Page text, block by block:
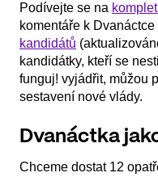
Podívejte se na
komentáře k Dvanáctce
kandidátů
kandidátky, kteří se
funguj! vyjádřit, můžou
sestavení nové vlády.
Dvanáctka
Chceme dostat 12